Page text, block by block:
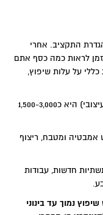
התקציב. אחרי
לראות כמה כסף אתם
כללי על עלות שיפוץ,
הערכת עלות שיפוץ קל (צביעה, חידוש, ריענון עיצובי) היא כ1,500-3,000
אמבטיה ומטבח, ריצוף
חדשות, עבודות
נמוך עד בינוני